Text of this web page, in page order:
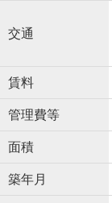
交通
賃料
管理費等
面積
築年月